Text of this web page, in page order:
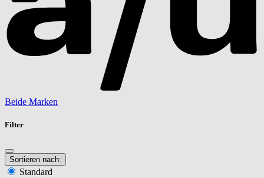
Beide Marken
Filter
Sortieren nach:
Standard